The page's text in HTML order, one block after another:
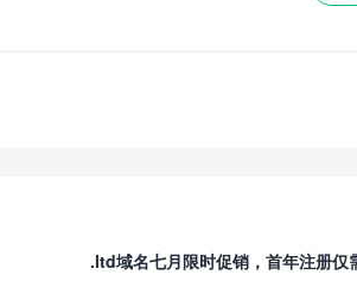
.ltd域名七月限时促销，首年注册仅